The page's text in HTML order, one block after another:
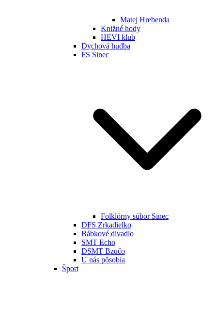
Matej Hrebenda
Knižné hody
HEVI klub
Dychová hudba
FS Sinec
Folklórny súbor Sinec
DFS Zrkadielko
Bábkové divadlo
SMT Echo
DSMT Bzučo
U nás pôsobia
Šport